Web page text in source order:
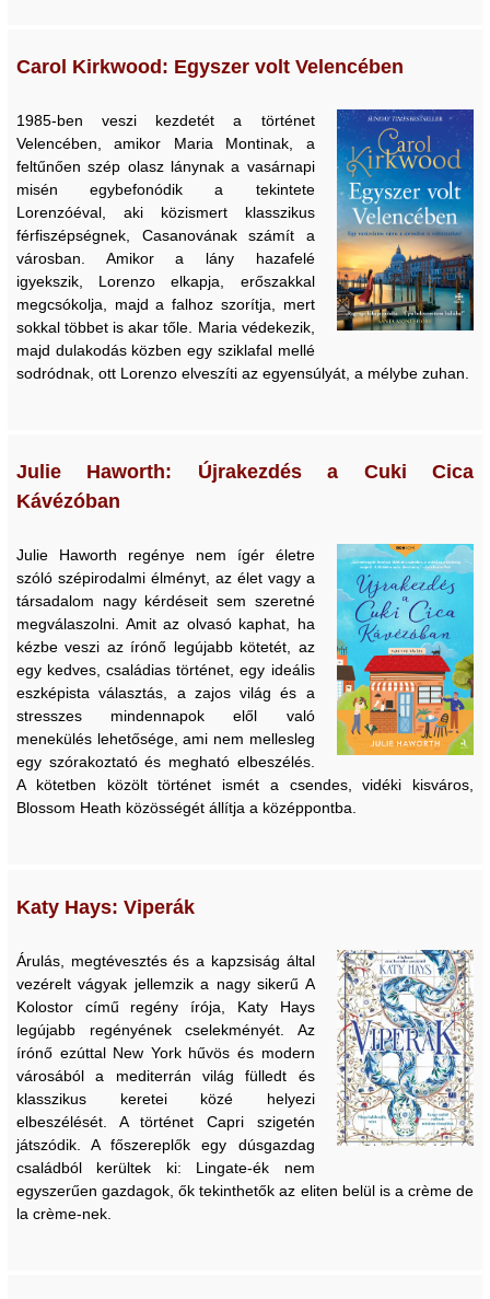
Carol Kirkwood: Egyszer volt Velencében
1985-ben veszi kezdetét a történet
Velencében, amikor Maria Montinak, a
feltűnően szép olasz lánynak a vasárnapi
misén egybefonódik a tekintete
Lorenzóéval, aki közismert klasszikus
férfiszépségnek, Casanovának számít a
városban. Amikor a lány hazafelé
igyekszik, Lorenzo elkapja, erőszakkal
megcsókolja, majd a falhoz szorítja, mert
sokkal többet is akar tőle. Maria védekezik,
majd dulakodás közben egy sziklafal mellé
sodródnak, ott Lorenzo elveszíti az egyensúlyát, a mélybe zuhan.
Julie Haworth: Újrakezdés a Cuki Cica
Kávézóban
Julie Haworth regénye nem ígér életre
szóló szépirodalmi élményt, az élet vagy a
társadalom nagy kérdéseit sem szeretné
megválaszolni. Amit az olvasó kaphat, ha
kézbe veszi az írónő legújabb kötetét, az
egy kedves, családias történet, egy ideális
eszképista választás, a zajos világ és a
stresszes mindennapok elől való
menekülés lehetősége, ami nem mellesleg
egy szórakoztató és megható elbeszélés.
A kötetben közölt történet ismét a csendes, vidéki kisváros,
Blossom Heath közösségét állítja a középpontba.
Katy Hays: Viperák
Árulás, megtévesztés és a kapzsiság által
vezérelt vágyak jellemzik a nagy sikerű A
Kolostor című regény írója, Katy Hays
legújabb regényének cselekményét. Az
írónő ezúttal New York hűvös és modern
városából a mediterrán világ fülledt és
klasszikus keretei közé helyezi
elbeszélését. A történet Capri szigetén
játszódik. A főszereplők egy dúsgazdag
családból kerültek ki: Lingate-ék nem
egyszerűen gazdagok, ők tekinthetők az eliten belül is a crème de
la crème-nek.